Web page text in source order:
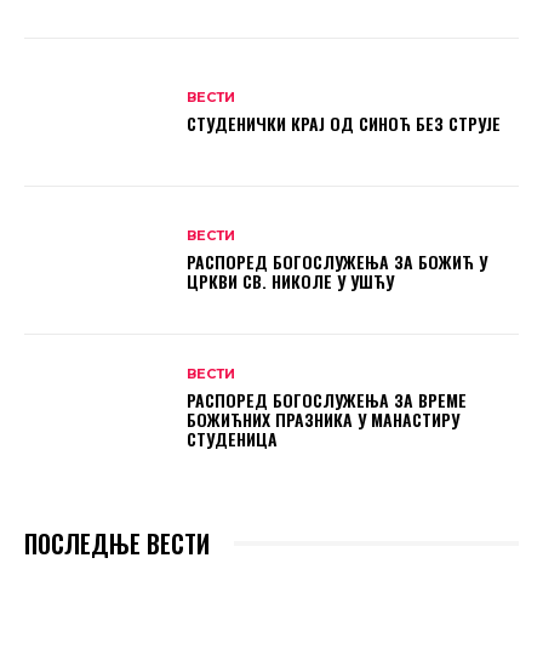
ВЕСТИ
СТУДЕНИЧКИ КРАЈ ОД СИНОЋ БЕЗ СТРУЈЕ
ВЕСТИ
РАСПОРЕД БОГОСЛУЖЕЊА ЗА БОЖИЋ У
ЦРКВИ СВ. НИКОЛЕ У УШЋУ
ВЕСТИ
РАСПОРЕД БОГОСЛУЖЕЊА ЗА ВРЕМЕ
БОЖИЋНИХ ПРАЗНИКА У МАНАСТИРУ
СТУДЕНИЦА
ПОСЛЕДЊЕ ВЕСТИ